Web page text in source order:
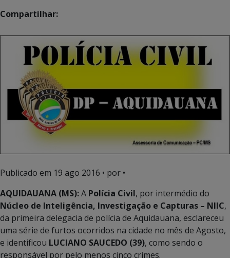
Compartilhar:
Publicado em 19 ago 2016 • por •
AQUIDAUANA (MS):A Polícia Civil, por intermédio do
Núcleo de Inteligência, Investigação e Capturas – NIIC,
da primeira delegacia de polícia de Aquidauana, esclareceu
uma série de furtos ocorridos na cidade no mês de Agosto,
e identificou LUCIANO SAUCEDO (39), como sendo o
responsável por pelo menos cinco crimes.